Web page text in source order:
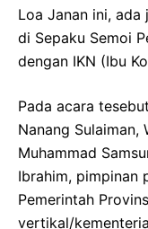
Loa Janan ini, ada
di Sepaku Semoi
dengan IKN (Ibu
Pada acara
Nanang Sulaiman,
Muhammad
Ibrahim, pimpinan
Pemerintah
vertikal/